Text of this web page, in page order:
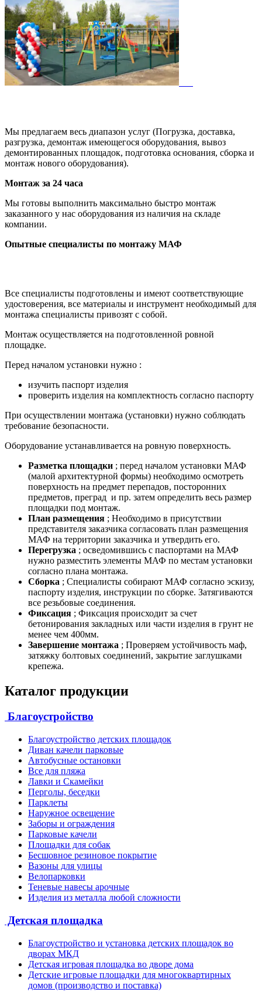
Мы предлагаем весь диапазон услуг (Погрузка, доставка,
разгрузка, демонтаж имеющегося оборудования, вывоз
демонтированных площадок, подготовка основания, сборка и
монтаж нового оборудования).
Монтаж за 24 часа
Мы готовы выполнить максимально быстро монтаж
заказанного у нас оборудования из наличия на складе
компании.
Опытные специалисты по монтажу МАФ
Все специалисты подготовлены и имеют соответствующие
удостоверения, все материалы и инструмент необходимый для
монтажа специалисты привозят с собой.
Монтаж осуществляется на подготовленной ровной
площадке.
Перед началом установки нужно :
изучить паспорт изделия
проверить изделия на комплектность согласно паспорту
При осуществлении монтажа (установки) нужно соблюдать
требование безопасности.
Оборудование устанавливается на ровную поверхность.
Разметка площадки ; перед началом установки МАФ
(малой архитектурной формы) необходимо осмотреть
поверхность на предмет перепадов, посторонних
предметов, преград и пр. затем определить весь размер
площадки под монтаж.
План размещения ; Необходимо в присутствии
представителя заказчика согласовать план размещения
МАФ на территории заказчика и утвердить его.
Перегрузка ; осведомившись с паспортами на МАФ
нужно разместить элементы МАФ по местам установки
согласно плана монтажа.
Сборка ; Специалисты собирают МАФ согласно эскизу,
паспорту изделия, инструкции по сборке. Затягиваются
все резьбовые соединения.
Фиксация ; Фиксация происходит за счет
бетонирования закладных или части изделия в грунт не
менее чем 400мм.
Завершение монтажа ; Проверяем устойчивость маф,
затяжку болтовых соединений, закрытие заглушками
крепежа.
Каталог продукции
Благоустройство
Благоустройство детских площадок
Диван качели парковые
Автобусные остановки
Все для пляжа
Лавки и Скамейки
Перголы, беседки
Парклеты
Наружное освещение
Заборы и ограждения
Парковые качели
Площадки для собак
Бесшовное резиновое покрытие
Вазоны для улицы
Велопарковки
Теневые навесы арочные
Изделия из металла любой сложности
Детская площадка
Благоустройство и установка детских площадок во
дворах МКД
Детская игровая площадка во дворе дома
Детские игровые площадки для многоквартирных
домов (производство и поставка)